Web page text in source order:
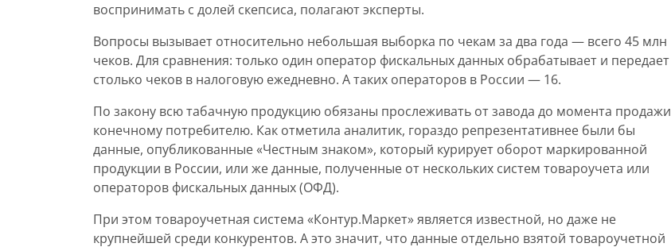
воспринимать с долей скепсиса, полагают эксперты.
Вопросы вызывает относительно небольшая выборка по чекам за два года — всего 45 млн
чеков. Для сравнения: только один оператор фискальных данных обрабатывает и передает
столько чеков в налоговую ежедневно. А таких операторов в России — 16.
По закону всю табачную продукцию обязаны прослеживать от завода до момента продажи
конечному потребителю. Как отметила аналитик, гораздо репрезентативнее были бы
данные, опубликованные «Честным знаком», который курирует оборот маркированной
продукции в России, или же данные, полученные от нескольких систем товароучета или
операторов фискальных данных (ОФД).
При этом товароучетная система «Контур.Маркет» является известной, но даже не
крупнейшей среди конкурентов. А это значит, что данные отдельно взятой товароучетной